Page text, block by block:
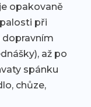
opakovaně
při
až po
spánku
chůze,